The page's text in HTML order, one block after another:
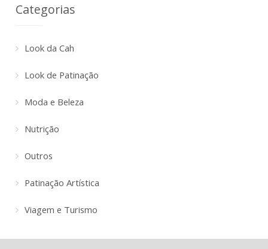
Categorias
Look da Cah
Look de Patinação
Moda e Beleza
Nutrição
Outros
Patinação Artística
Viagem e Turismo